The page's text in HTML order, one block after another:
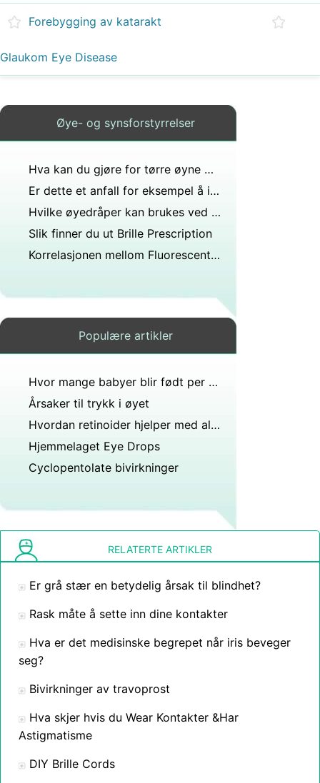
Forebygging av katarakt
Glaukom Eye Disease
Øye- og synsforstyrrelser
Hva kan du gjøre for tørre øyne med kontaktlinser
Er dette et anfall for eksempel å ikke være i stand til å vite hvor de skal, øynene rette fokus og kroppen går hvor som helst uten kontroll?
Hvilke øyedråper kan brukes ved betennelse i øyne og øyelokk?
Slik finner du ut Brille Prescription
Korrelasjonen mellom Fluorescent Light and Fuzzy Vision
Populære artikler
Hvor mange babyer blir født per år med fargeblindhet?
Årsaker til trykk i øyet
Hvordan retinoider hjelper med aldring
Hjemmelaget Eye Drops
Cyclopentolate bivirkninger
RELATERTE ARTIKLER
Er grå stær en betydelig årsak til blindhet?
Rask måte å sette inn dine kontakter
Hva er det medisinske begrepet når iris beveger
seg?
Bivirkninger av travoprost
Hva skjer hvis du Wear Kontakter &Har
Astigmatisme
DIY Brille Cords